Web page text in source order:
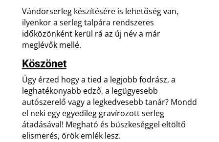
Vándorserleg készítésére is lehetőség van,
ilyenkor a serleg talpára rendszeres
időközönként kerül rá az új név a már
meglévők mellé.
Köszönet
Úgy érzed hogy a tied a legjobb fodrász, a
leghatékonyabb edző, a legügyesebb
autószerelő vagy a legkedvesebb tanár? Mondd
el neki egy egyedileg gravírozott serleg
átadásával! Megható és büszkeséggel eltöltő
elismerés, örök emlék lesz.